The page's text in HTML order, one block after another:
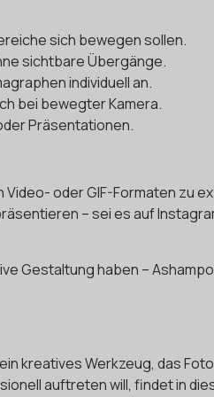
sich bewegen sollen.
sichtbare Übergänge.
individuell an.
bei bewegter Kamera.
Präsentationen.
oder GIF-Formaten zu
– sei es auf
Gestaltung haben –
kreatives Werkzeug, das
auftreten will, findet in